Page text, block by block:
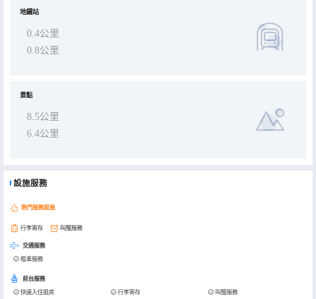
地鐵站
0.4公里
0.8公里
景點
8.5公里
6.4公里
設施服務
熱門服務設施
行李寄存 叫醒服務
交通服務
租車服務
前台服務
快速入住退房 行李寄存 叫醒服務